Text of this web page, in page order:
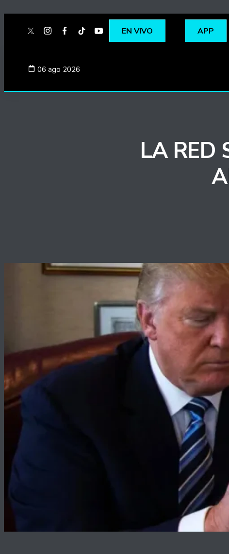
twitterinstagram
facebook
tiktokyoutubespotify
EN VIVO APP
06 ago 2026
LA RED